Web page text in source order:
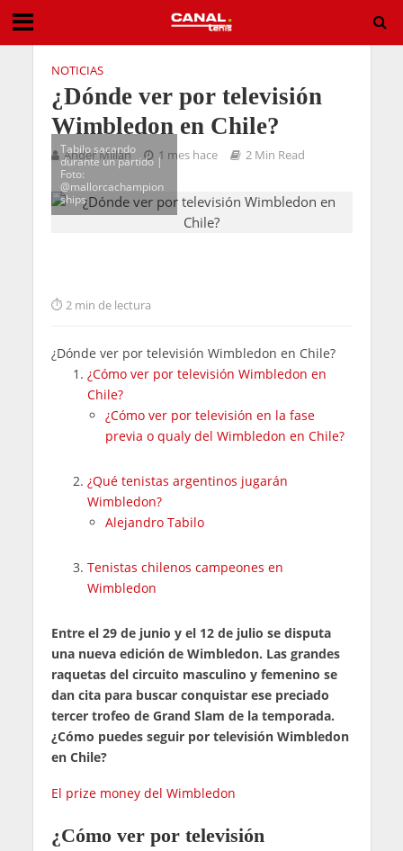
NOTICIAS
¿Dónde ver por televisión
Wimbledon en Chile?
Ander Millán 1 mes hace 2 Min Read
Tabilo sacando
durante un partido |
Foto:
@mallorcachampion
ships
2 min de lectura
¿Dónde ver por televisión Wimbledon en Chile?
¿Cómo ver por televisión Wimbledon en
Chile?
¿Cómo ver por televisión en la fase
previa o qualy del Wimbledon en Chile?
¿Qué tenistas argentinos jugarán
Wimbledon?
Alejandro Tabilo
Tenistas chilenos campeones en
Wimbledon
Entre el 29 de junio y el 12 de julio se disputa
una nueva edición de Wimbledon. Las grandes
raquetas del circuito masculino y femenino se
dan cita para buscar conquistar ese preciado
tercer trofeo de Grand Slam de la temporada.
¿Cómo puedes seguir por televisión Wimbledon
en Chile?
El prize money del Wimbledon
¿Cómo ver por televisión